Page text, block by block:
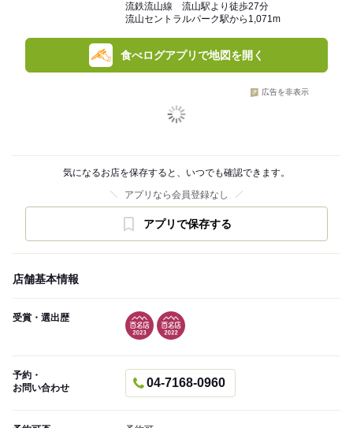
流鉄流山線 流山駅より徒歩27分
流山セントラルパーク駅から1,071m
食べログアプリで地図を開く
広告を非表示
気になるお店を保存すると、いつでも確認できます。
アプリなら会員登録なし
アプリで保存する
店舗基本情報
受賞・選出歴
予約・
お問い合わせ
04-7168-0960